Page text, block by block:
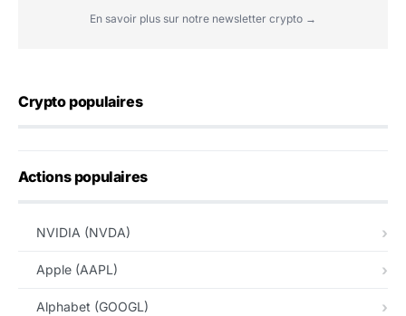
En savoir plus sur notre newsletter crypto →
Crypto populaires
Actions populaires
NVIDIA (NVDA)
Apple (AAPL)
Alphabet (GOOGL)